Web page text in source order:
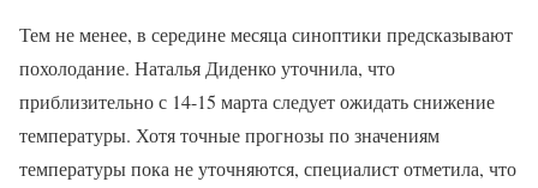
Тем не менее, в середине месяца синоптики предсказывают
похолодание. Наталья Диденко уточнила, что
приблизительно с 14-15 марта следует ожидать снижение
температуры. Хотя точные прогнозы по значениям
температуры пока не уточняются, специалист отметила, что